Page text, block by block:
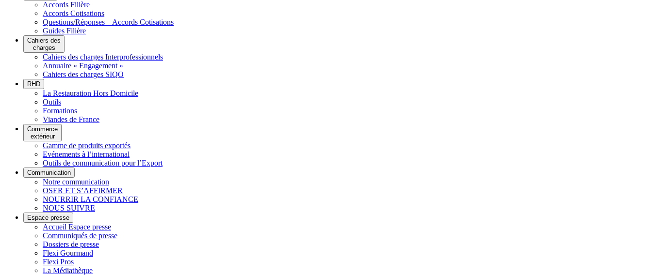
Accords Filière
Accords Cotisations
Questions/Réponses – Accords Cotisations
Guides Filière
Cahiers des
charges
Cahiers des charges Interprofessionnels
Annuaire « Engagement »
Cahiers des charges SIQO
RHD
La Restauration Hors Domicile
Outils
Formations
Viandes de France
Commerce
extérieur
Gamme de produits exportés
Evénements à l’international
Outils de communication pour l’Export
Communication
Notre communication
OSER ET S’AFFIRMER
NOURRIR LA CONFIANCE
NOUS SUIVRE
Espace presse
Accueil Espace presse
Communiqués de presse
Dossiers de presse
Flexi Gourmand
Flexi Pros
La Médiathèque